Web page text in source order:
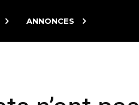
ANNONCES